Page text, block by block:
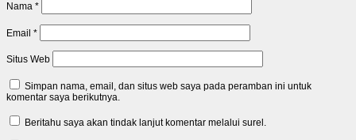
Nama *
Email *
Situs Web
Simpan nama, email, dan situs web saya pada peramban ini untuk
komentar saya berikutnya.
Beritahu saya akan tindak lanjut komentar melalui surel.